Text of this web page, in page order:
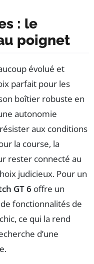
: le
poignet
évolué et
parfait pour les
boîtier robuste en
autonomie
aux conditions
la course, la
rester connecté au
judicieux. Pour un
GT 6 offre un
fonctionnalités de
ce qui la rend
d’une